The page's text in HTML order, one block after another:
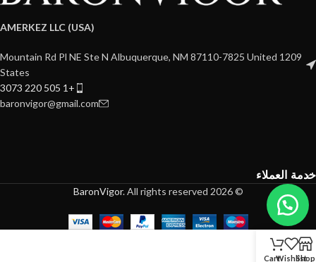
AMERKEZ LLC (USA)
1209 Mountain Rd Pl NE Ste N Albuquerque, NM 87110-7825 United
States
+1 505 220 3073
baronvigor@gmail.com
خدمة العملاء
© 2026
BaronVigor. All rights reserved
Shop
Wishlist
Cart